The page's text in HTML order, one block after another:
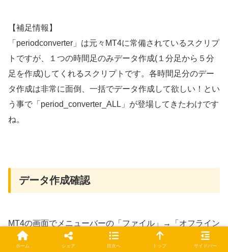
【補足情報】
「periodconverter」は元々MT4に常備されているスクリプ
トですが、１つの時間足のみデータ作成(１分足から５分
足を作成)してくれるスクリプトです。各時間足分のデー
タ作成は非常に面倒、一括でデータ作成して欲しい！とい
う事で「period_converter_ALL」が登場してきたわけです
ね。
データ作成確認
MT4の画面でメニューバーの「ファイル」→「オフライン
チャート」をクリックします。すべての時間足のデータが
ホーム シェア 目次へ トップ サイドバー